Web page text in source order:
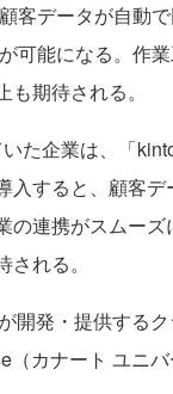
客データが自動
可能になる。作
期待される。
た企業は、「
入すると、顧客
連携がスムーズ
れる。
開発・提供する
カナート ユニ